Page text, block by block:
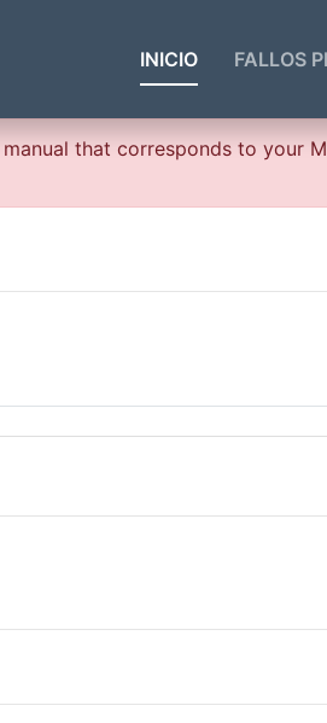
INICIO FALLOS
that corresponds to your